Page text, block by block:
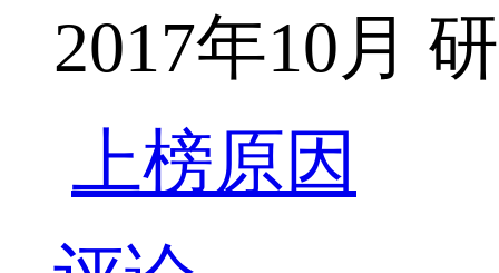
2017年10月
上榜原因